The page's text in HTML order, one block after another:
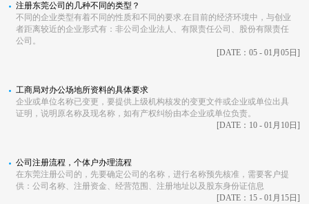
注册东莞公司的几种不同的类型？
不同的企业类型有着不同的性质和不同的要求.在目前的经济环境中，与创业
者距离较近的企业形式有：非公司企业法人、有限责任公司、股份有限责任
公司。
[DATE：05 - 01月05日]
工商局对办公场地所资料的具体要求
企业或单位名称已变更，要提供上级机构核发的变更文件或企业或单位出具
证明，说明原名称及现名称，如有产权纠纷由本企业或单位负责。
[DATE：10 - 01月10日]
公司注册流程，个体户办理流程
在东莞注册公司的，先要确定公司的名称，进行名称预先核准，需要客户提
供：公司名称、注册资金、经营范围、注册地址以及股东身份证信息
[DATE：15 - 01月15日]